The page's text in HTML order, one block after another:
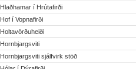
Hlaðhamar í Hrútafirði
Hof í Vopnafirði
Holtavörðuheiði
Hornbjargsviti
Hornbjargsviti sjálfvirk stöð